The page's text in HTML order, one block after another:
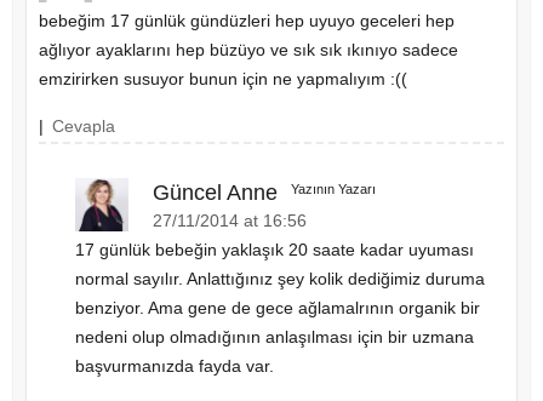
bebeğim 17 günlük gündüzleri hep uyuyo geceleri hep
ağlıyor ayaklarını hep büzüyo ve sık sık ıkınıyo sadece
emzirirken susuyor bunun için ne yapmalıyım :((
| Cevapla
Güncel Anne Yazının Yazarı
27/11/2014 at 16:56
17 günlük bebeğin yaklaşık 20 saate kadar uyuması
normal sayılır. Anlattığınız şey kolik dediğimiz duruma
benziyor. Ama gene de gece ağlamalrının organik bir
nedeni olup olmadığının anlaşılması için bir uzmana
başvurmanızda fayda var.